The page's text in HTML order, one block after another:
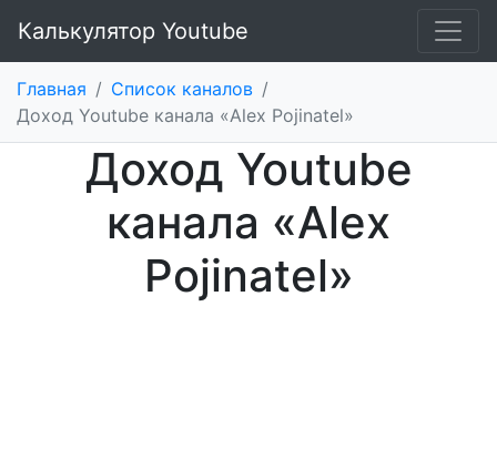
Калькулятор Youtube
Главная / Список каналов /
Доход Youtube канала «Alex Pojinatel»
Доход Youtube
канала «Alex
Pojinatel»